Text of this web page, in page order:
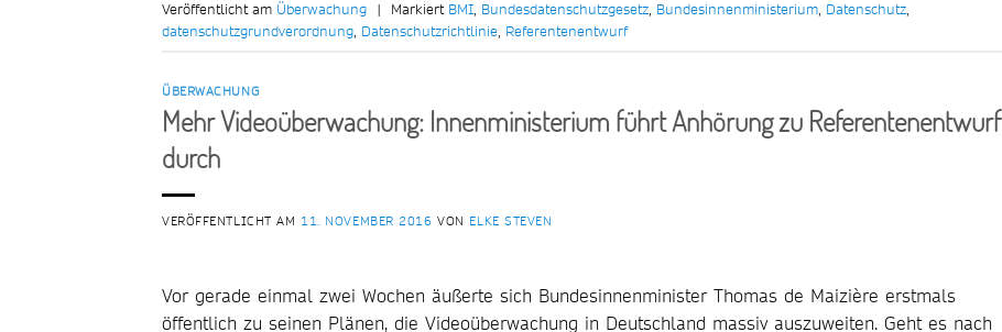
Veröffentlicht am Überwachung | Markiert BMI, Bundesdatenschutzgesetz, Bundesinnenministerium, Datenschutz,
datenschutzgrundverordnung, Datenschutzrichtlinie, Referentenentwurf
ÜBERWACHUNG
Mehr Videoüberwachung: Innenministerium führt Anhörung zu Referentenentwurf
durch
VERÖFFENTLICHT AM 11. NOVEMBER 2016 VON ELKE STEVEN
Vor gerade einmal zwei Wochen äußerte sich Bundesinnenminister Thomas de Maizière erstmals
öffentlich zu seinen Plänen, die Videoüberwachung in Deutschland massiv auszuweiten. Geht es nach